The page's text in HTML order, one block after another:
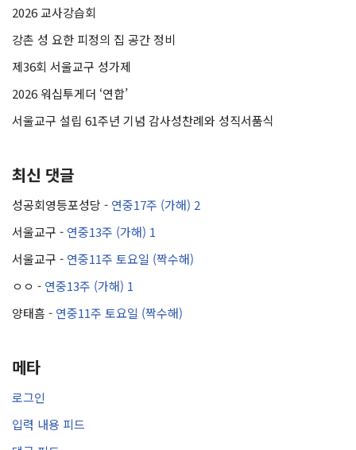
2026 교사강습회
강촌 성 요한 피정의 집 공간 정비
제36회 서울교구 성가제
2026 워십투게더 ‘연합’
서울교구 설립 61주년 기념 감사성찬례와 성직서품식
최신 댓글
성공회영등포성당 - 연중17주 (가해) 2
서울교구 - 연중13주 (가해) 1
서울교구 - 연중11주 토요일 (짝수해)
ㅇㅇ - 연중13주 (가해) 1
양태흠 - 연중11주 토요일 (짝수해)
메타
로그인
입력 내용 피드